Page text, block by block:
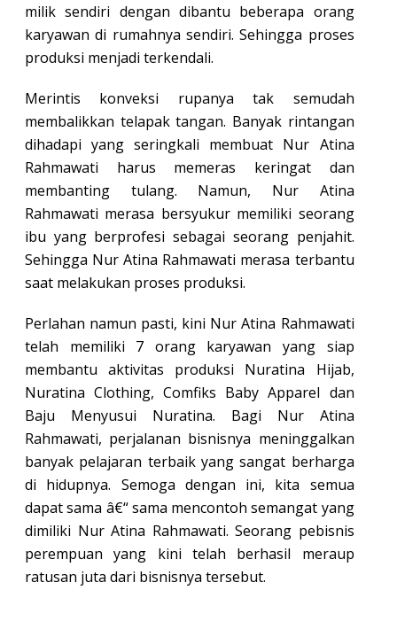
milik sendiri dengan dibantu beberapa orang
karyawan di rumahnya sendiri. Sehingga proses
produksi menjadi terkendali.
Merintis konveksi rupanya tak semudah
membalikkan telapak tangan. Banyak rintangan
dihadapi yang seringkali membuat Nur Atina
Rahmawati harus memeras keringat dan
membanting tulang. Namun, Nur Atina
Rahmawati merasa bersyukur memiliki seorang
ibu yang berprofesi sebagai seorang penjahit.
Sehingga Nur Atina Rahmawati merasa terbantu
saat melakukan proses produksi.
Perlahan namun pasti, kini Nur Atina Rahmawati
telah memiliki 7 orang karyawan yang siap
membantu aktivitas produksi Nuratina Hijab,
Nuratina Clothing, Comfiks Baby Apparel dan
Baju Menyusui Nuratina. Bagi Nur Atina
Rahmawati, perjalanan bisnisnya meninggalkan
banyak pelajaran terbaik yang sangat berharga
di hidupnya. Semoga dengan ini, kita semua
dapat sama â€“ sama mencontoh semangat yang
dimiliki Nur Atina Rahmawati. Seorang pebisnis
perempuan yang kini telah berhasil meraup
ratusan juta dari bisnisnya tersebut.